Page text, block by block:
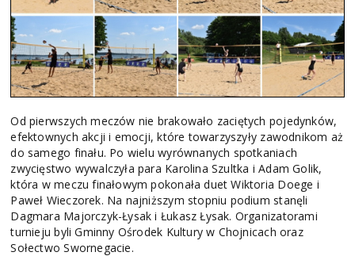
Od pierwszych meczów nie brakowało zaciętych pojedynków,
efektownych akcji i emocji, które towarzyszyły zawodnikom aż
do samego finału. Po wielu wyrównanych spotkaniach
zwycięstwo wywalczyła para Karolina Szultka i Adam Golik,
która w meczu finałowym pokonała duet Wiktoria Doege i
Paweł Wieczorek. Na najniższym stopniu podium stanęli
Dagmara Majorczyk-Łysak i Łukasz Łysak. Organizatorami
turnieju byli Gminny Ośrodek Kultury w Chojnicach oraz
Sołectwo Swornegacie.